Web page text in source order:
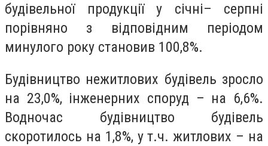
будівельної продукції у січні– серпні
порівняно з відповідним періодом
минулого року становив 100,8%.
Будівництво нежитлових будівель зросло
на 23,0%, інженерних споруд – на 6,6%.
Водночас будівництво будівель
скоротилось на 1,8%, у т.ч. житлових – на